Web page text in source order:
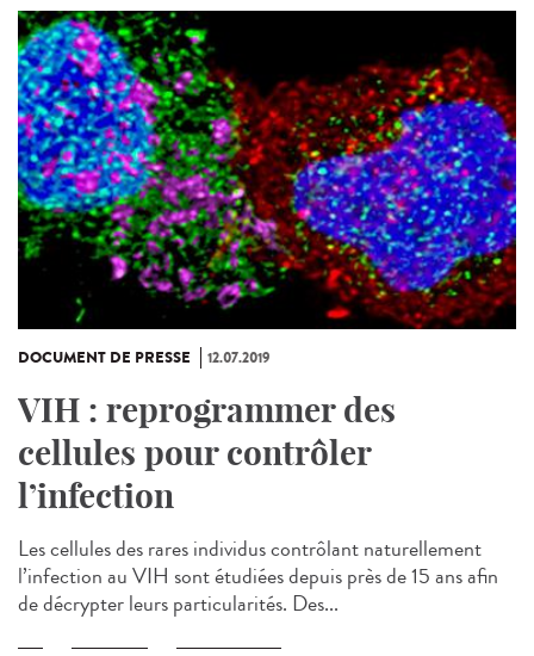
DOCUMENT DE PRESSE 12.07.2019
VIH : reprogrammer des
cellules pour contrôler
l’infection
Les cellules des rares individus contrôlant naturellement
l’infection au VIH sont étudiées depuis près de 15 ans afin
de décrypter leurs particularités. Des...